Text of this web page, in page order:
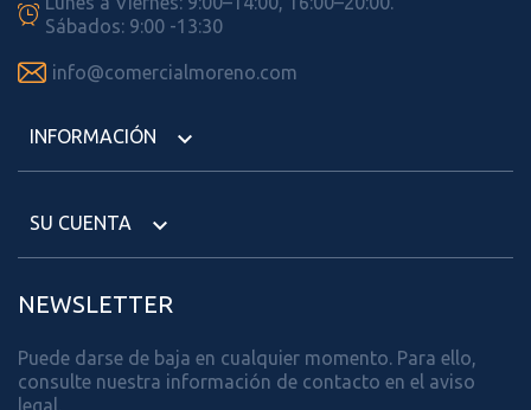

Sábados: 9:00 -13:30
 info@comercialmoreno.com
INFORMACIÓN 
SU CUENTA 
NEWSLETTER
Puede darse de baja en cualquier momento. Para ello,
consulte nuestra información de contacto en el aviso
legal.